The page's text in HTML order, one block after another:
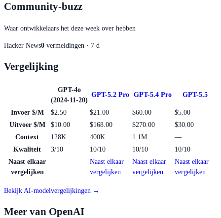
Community-buzz
Waar ontwikkelaars het deze week over hebben
Hacker News0 vermeldingen · 7 d
Vergelijking
GPT-4o
(2024-11-20)
GPT-5.2 Pro GPT-5.4 Pro GPT-5.5
Invoer $/M $2.50 $21.00 $60.00
$5.00
Uitvoer $/M
$10.00 $168.00 $270.00
$30.00
Context
128K 400K 1.1M
—
Kwaliteit
3/10 10/10 10/10
10/10
Naast elkaar
vergelijken
Naast elkaar
vergelijken
Naast elkaar
vergelijken
Naast elkaar
vergelijken
Bekijk AI-modelvergelijkingen →
Meer van OpenAI